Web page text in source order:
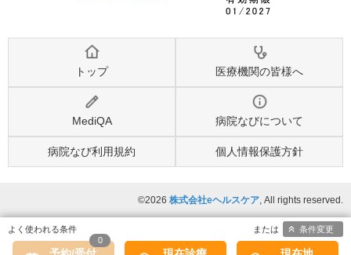
トップ 医療機関の皆様へ
MediQA 病院なびについて
病院なび利用規約 個人情報保護方針
©2026 株式会社eヘルスケア, All rights reserved.
0
条件変更